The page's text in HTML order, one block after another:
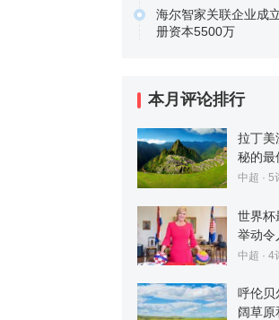
原文链接
目前无法正常打开，
海尔智家关联企业成
册资本5500万
原文链接
本月评论排行
拉丁美
秘的最
中超 · 5
世界杯
举动令
中超 · 4
呼伦贝
阔草原